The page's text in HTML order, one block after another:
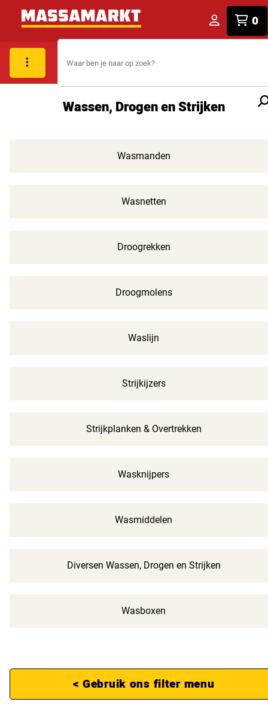
0
Wassen, Drogen en Strijken
Wasmanden
Wasnetten
Droogrekken
Droogmolens
Waslijn
Strijkijzers
Strijkplanken & Overtrekken
Wasknijpers
Wasmiddelen
Diversen Wassen, Drogen en Strijken
Wasboxen
< Gebruik ons filter menu